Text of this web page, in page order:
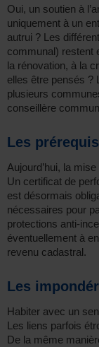
Oui, un soutien à
uniquement à un
autrui ? Les
communal) restent
la rénovation, à la
elles être pensés ?
plusieurs
conseillère
Les
Aujourd’hui, la
Un certificat de
est désormais
nécessaires pour
protections anti-
éventuellement à
revenu cadastral.
Les
Habiter avec un
Les liens parfois
De la même